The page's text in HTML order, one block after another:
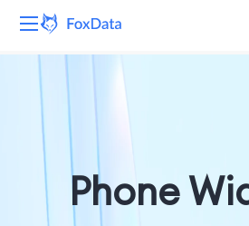
プラットフォーム
ソリューション
リソース
Phone